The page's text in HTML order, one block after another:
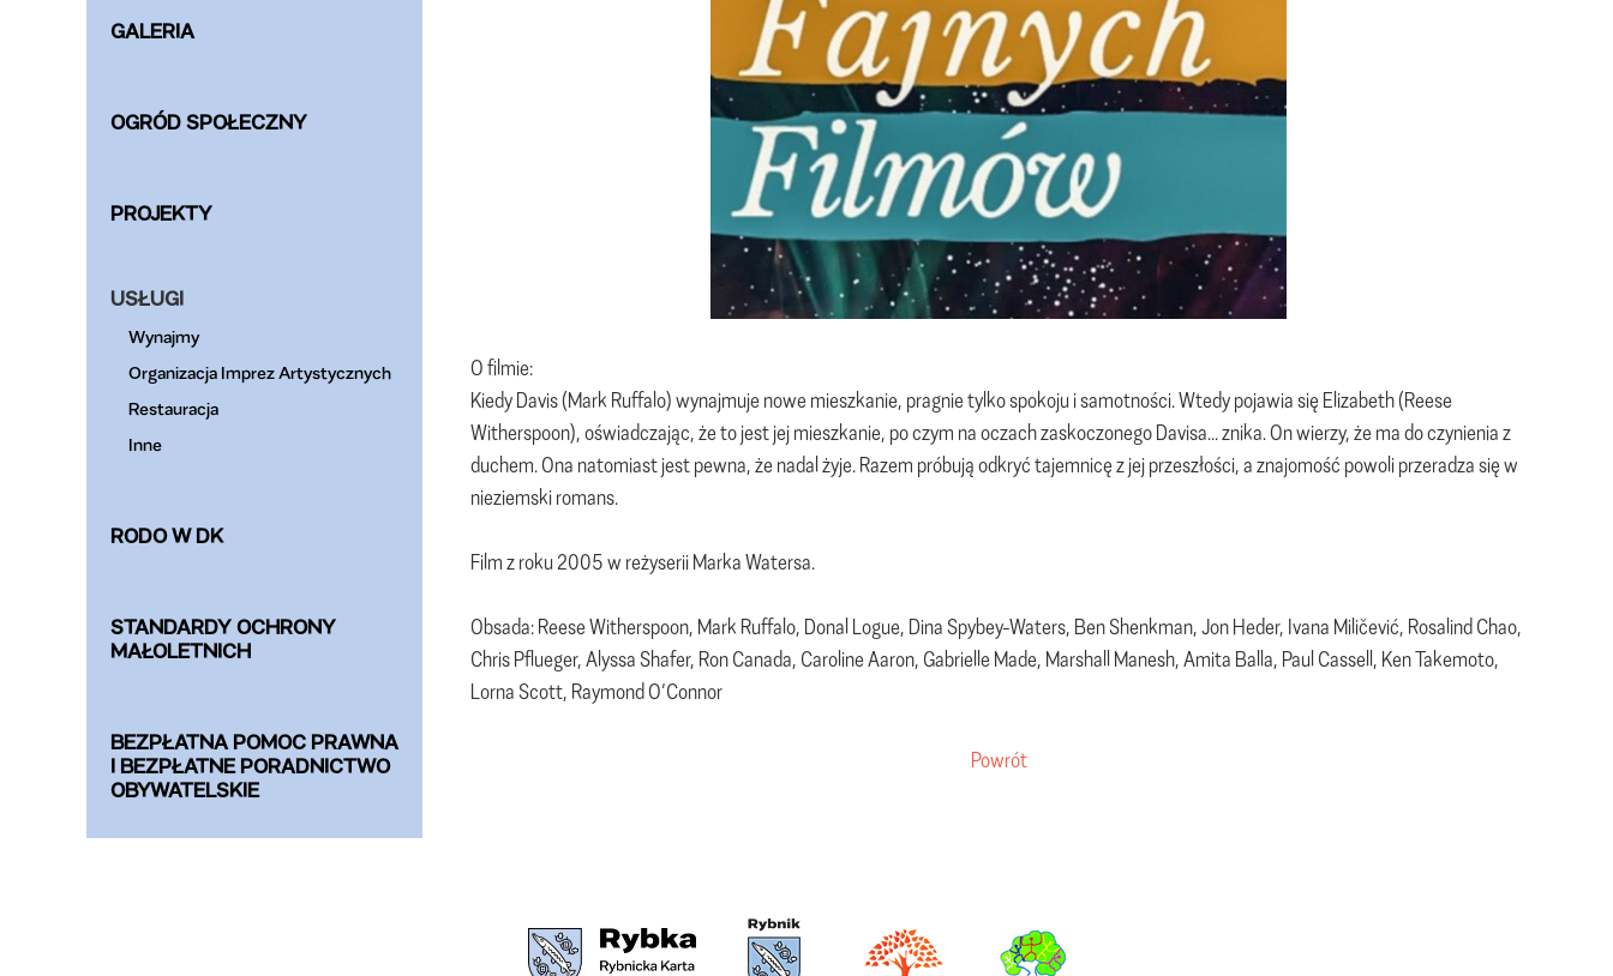
GALERIA
OGRÓD SPOŁECZNY
PROJEKTY
USŁUGI
Wynajmy
Organizacja Imprez Artystycznych
Restauracja
Inne
RODO W DK
STANDARDY OCHRONY
MAŁOLETNICH
BEZPŁATNA POMOC PRAWNA
I BEZPŁATNE PORADNICTWO
OBYWATELSKIE
O filmie:
Kiedy Davis (Mark Ruffalo) wynajmuje nowe mieszkanie, pragnie tylko spokoju i samotności. Wtedy pojawia się Elizabeth (Reese
Witherspoon), oświadczając, że to jest jej mieszkanie, po czym na oczach zaskoczonego Davisa... znika. On wierzy, że ma do czynienia z
duchem. Ona natomiast jest pewna, że nadal żyje. Razem próbują odkryć tajemnicę z jej przeszłości, a znajomość powoli przeradza się w
nieziemski romans.
Film z roku 2005 w reżyserii Marka Watersa.
Obsada: Reese Witherspoon, Mark Ruffalo, Donal Logue, Dina Spybey-Waters, Ben Shenkman, Jon Heder, Ivana Miličević, Rosalind Chao,
Chris Pflueger, Alyssa Shafer, Ron Canada, Caroline Aaron, Gabrielle Made, Marshall Manesh, Amita Balla, Paul Cassell, Ken Takemoto,
Lorna Scott, Raymond O’Connor
Powrót